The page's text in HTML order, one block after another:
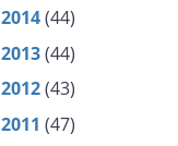
2014(44)
2013(44)
2012(43)
2011 (47)